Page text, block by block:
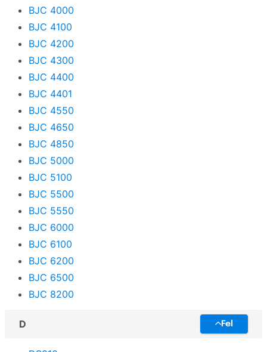
W
i-SENSYS Fax
i-SENSYS LBP
iPF
imagePROGRAF
mini
BJC 4000
BJC 4100
BJC 4200
BJC 4300
BJC 4400
BJC 4401
BJC 4550
BJC 4650
BJC 4850
BJC 5000
BJC 5100
BJC 5500
BJC 5550
BJC 6000
BJC 6100
BJC 6200
BJC 6500
BJC 8200
D Fel